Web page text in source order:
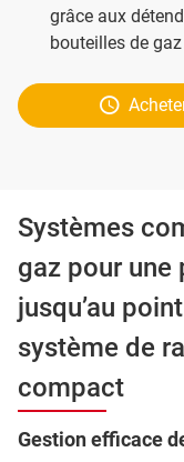
grâce aux
bouteilles de gaz
Systèmes
gaz pour une
jusqu’au
système de
compact
Gestion efficace